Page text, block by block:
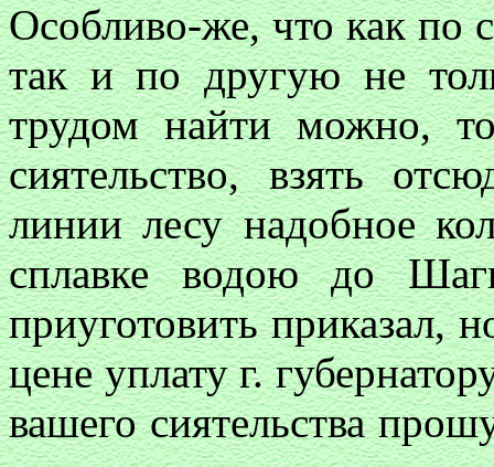
Особливо-же, что как по
так и по другую не
трудом найти можно,
сиятельство, взять
линии лесу надобное
сплавке водою до
приуготовить приказал,
цене уплату г.
вашего сиятельства